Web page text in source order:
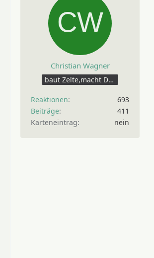
Christian Wagner
baut Zelte,macht Dayhikes
Reaktionen
693
Beiträge
411
Karteneintrag
nein